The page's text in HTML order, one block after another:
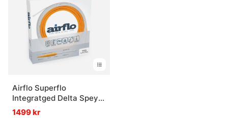
Airflo Superflo
Integratged Delta Spey
Fly Line
1499 kr